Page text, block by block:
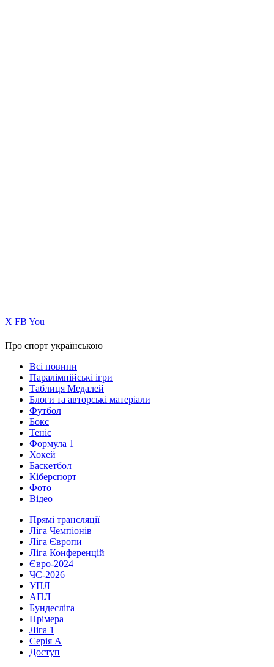
Х FB You
Про спорт українською
Всі новини
Паралімпійські ігри
Таблиця Медалей
Блоги та авторські матеріали
Футбол
Бокс
Теніс
Формула 1
Хокей
Баскетбол
Кіберспорт
Фото
Відео
Прямі трансляції
Ліга Чемпіонів
Ліга Європи
Ліга Конференцій
Євро-2024
ЧС-2026
УПЛ
АПЛ
Бундесліга
Прімера
Ліга 1
Серія А
Доступ